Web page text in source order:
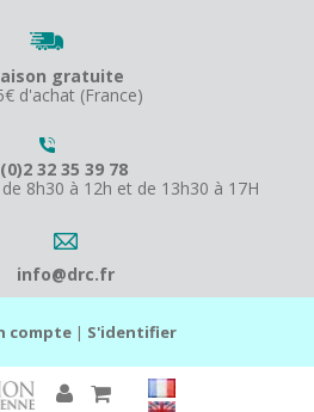
gratuite
d'achat (France)
32 35 39 78
8h30 à 12h et de 13h30 à 17H
info@drc.fr
compte | S'identifier